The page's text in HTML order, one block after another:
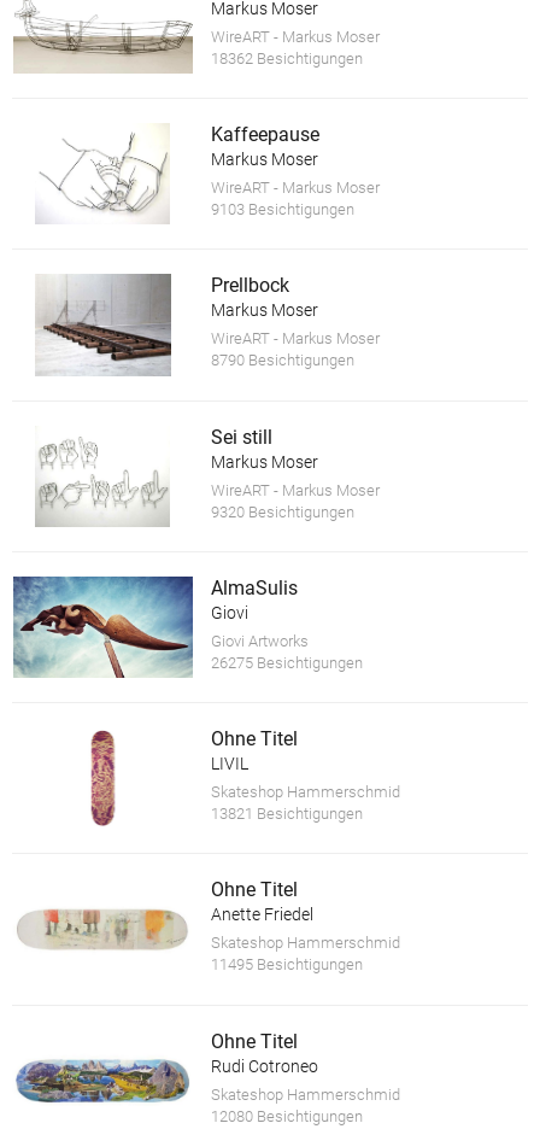
Markus Moser
WireART - Markus Moser
18362 Besichtigungen
Kaffeepause
Markus Moser
WireART - Markus Moser
9103 Besichtigungen
Prellbock
Markus Moser
WireART - Markus Moser
8790 Besichtigungen
Sei still
Markus Moser
WireART - Markus Moser
9320 Besichtigungen
AlmaSulis
Giovi
Giovi Artworks
26275 Besichtigungen
Ohne Titel
LIVIL
Skateshop Hammerschmid
13821 Besichtigungen
Ohne Titel
Anette Friedel
Skateshop Hammerschmid
11495 Besichtigungen
Ohne Titel
Rudi Cotroneo
Skateshop Hammerschmid
12080 Besichtigungen